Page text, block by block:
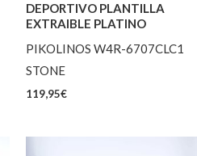
DEPORTIVO PLANTILLA
EXTRAIBLE PLATINO
PIKOLINOS W4R-6707CLC1
STONE
119,95€